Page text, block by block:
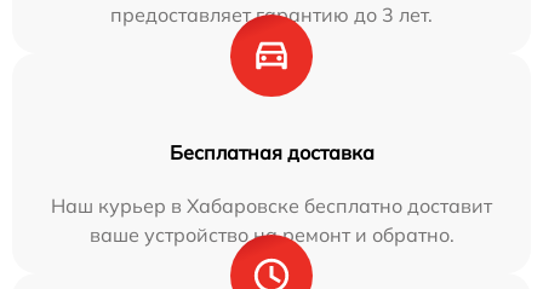
предоставляет гарантию до 3 лет.
Бесплатная доставка
Наш курьер в Хабаровске бесплатно доставит
ваше устройство на ремонт и обратно.